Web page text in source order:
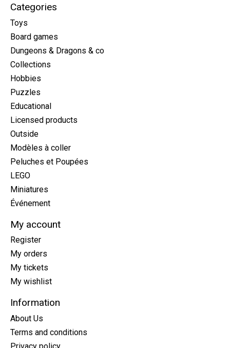
Categories
Toys
Board games
Dungeons & Dragons & co
Collections
Hobbies
Puzzles
Educational
Licensed products
Outside
Modèles à coller
Peluches et Poupées
LEGO
Miniatures
Événement
My account
Register
My orders
My tickets
My wishlist
Information
About Us
Terms and conditions